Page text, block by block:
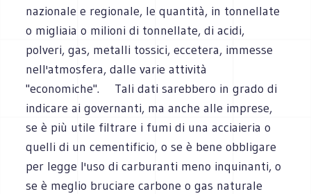
nazionale e regionale, le quantità, in tonnellate
o migliaia o milioni di tonnellate, di acidi,
polveri, gas, metalli tossici, eccetera, immesse
nell'atmosfera, dalle varie attività
"economiche". Tali dati sarebbero in grado di
indicare ai governanti, ma anche alle imprese,
se è più utile filtrare i fumi di una acciaieria o
quelli di un cementificio, o se è bene obbligare
per legge l'uso di carburanti meno inquinanti, o
se è meglio bruciare carbone o gas naturale